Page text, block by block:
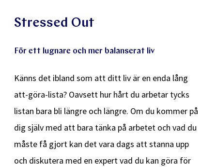
Stressed Out
För ett lugnare och mer balanserat liv
Känns det ibland som att ditt liv är en enda lång
att-göra-lista? Oavsett hur hårt du arbetar tycks
listan bara bli längre och längre. Om du kommer på
dig själv med att bara tänka på arbetet och vad du
måste få gjort kan det vara dags att stanna upp
och diskutera med en expert vad du kan göra för